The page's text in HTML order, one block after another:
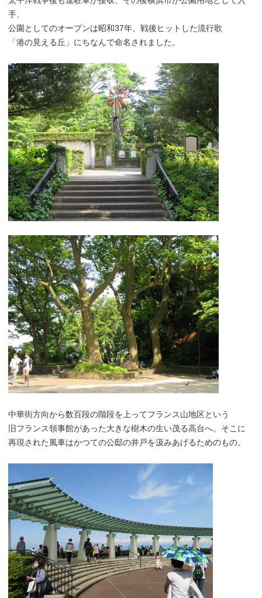
手、
公園としてのオープンは昭和37年、戦後ヒットした流行歌
「港の見える丘」にちなんで命名されました。
中華街方向から数百段の階段を上ってフランス山地区という
旧フランス領事館があった大きな樹木の生い茂る高台へ。そこに
再現された風車はかつての公邸の井戸を汲みあげるためのもの。